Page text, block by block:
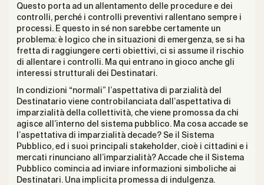
Questo porta ad un allentamento delle procedure e dei
controlli, perché i controlli preventivi rallentano sempre i
processi. E questo in sé non sarebbe certamente un
problema: è logico che in situazioni di emergenza, se si ha
fretta di raggiungere certi obiettivi, ci si assume il rischio
di allentare i controlli. Ma qui entrano in gioco anche gli
interessi strutturali dei Destinatari.
In condizioni “normali” l’aspettativa di parzialità del
Destinatario viene controbilanciata dall’aspettativa di
imparzialità della collettività, che viene promossa da chi
agisce all’interno del sistema pubblico. Ma cosa accade se
l’aspettativa di imparzialità decade? Se il Sistema
Pubblico, ed i suoi principali stakeholder, cioè i cittadini e i
mercati rinunciano all’imparzialità? Accade che il Sistema
Pubblico comincia ad inviare informazioni simboliche ai
Destinatari. Una implicita promessa di indulgenza.